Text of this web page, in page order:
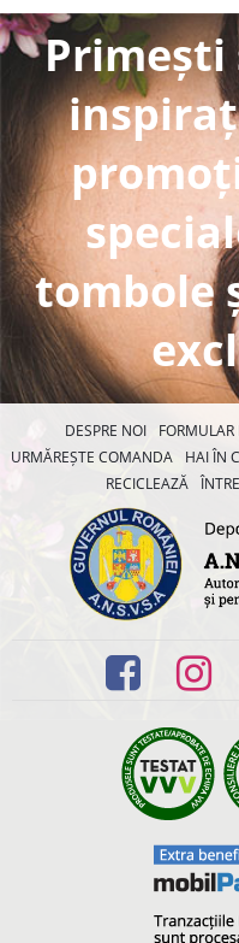
Primești
tombole
DESPRE NOI FORMULAR
URMĂREȘTE COMANDA
HAI ÎN
RECICLEAZĂ